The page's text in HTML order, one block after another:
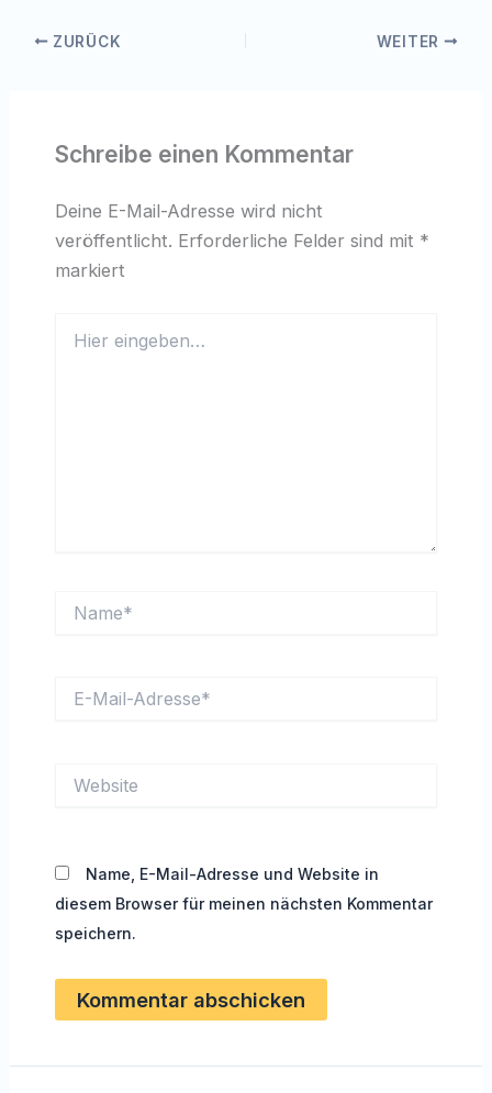
ZURÜCK WEITER
Schreibe einen Kommentar
Deine E-Mail-Adresse wird nicht
veröffentlicht. Erforderliche Felder sind mit *
markiert
eingeben…
Mail-
Name, E-Mail-Adresse und Website in
diesem Browser für meinen nächsten Kommentar
speichern.